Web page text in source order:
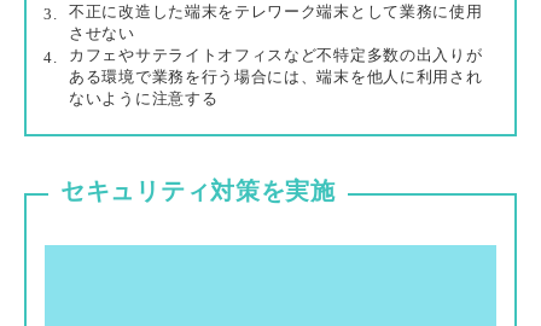
不正に改造した端末をテレワーク端末として業務に使用
させない
カフェやサテライトオフィスなど不特定多数の出入りが
ある環境で業務を行う場合には、端末を他人に利用され
ないように注意する
セキュリティ対策を実施